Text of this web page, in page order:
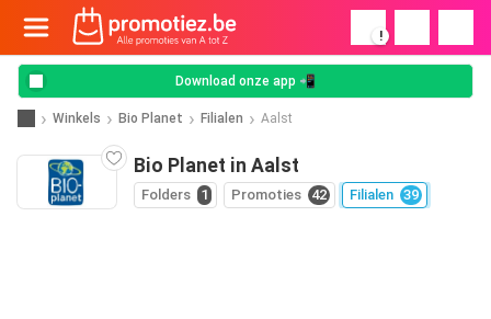
!
Download onze app 📲
Winkels Bio Planet Filialen Aalst
Bio Planet in Aalst
Folders 1 Promoties 42 Filialen 39